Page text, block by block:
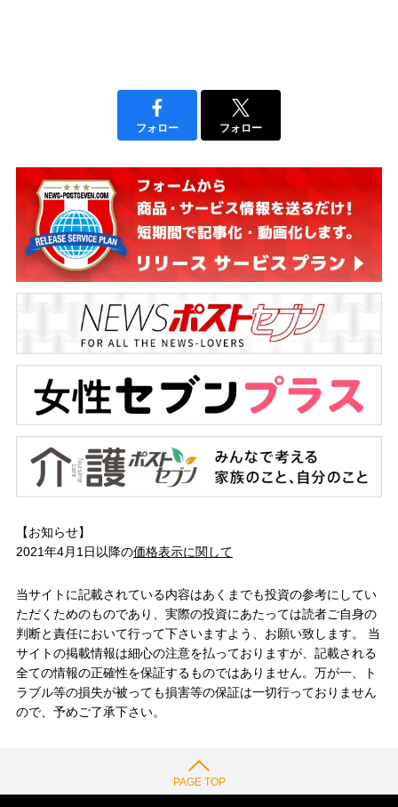
フォロー フォロー
【お知らせ】
2021年4月1日以降の価格表示に関して
当サイトに記載されている内容はあくまでも投資の参考にしてい
ただくためのものであり、実際の投資にあたっては読者ご自身の
判断と責任において行って下さいますよう、お願い致します。 当
サイトの掲載情報は細心の注意を払っておりますが、記載される
全ての情報の正確性を保証するものではありません。万が一、ト
ラブル等の損失が被っても損害等の保証は一切行っておりません
ので、予めご了承下さい。
PAGE TOP